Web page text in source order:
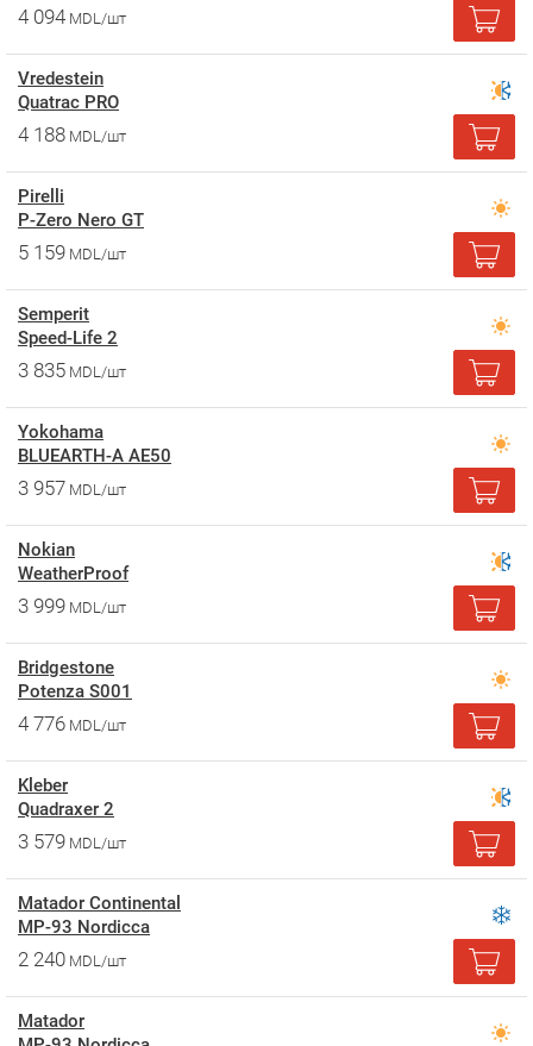
4 094 MDL/шт
Vredestein
Quatrac PRO
4 188 MDL/шт
Pirelli
P-Zero Nero GT
5 159 MDL/шт
Semperit
Speed-Life 2
3 835 MDL/шт
Yokohama
BLUEARTH-A AE50
3 957 MDL/шт
Nokian
WeatherProof
3 999 MDL/шт
Bridgestone
Potenza S001
4 776 MDL/шт
Kleber
Quadraxer 2
3 579 MDL/шт
Matador Continental
MP-93 Nordicca
2 240 MDL/шт
Matador